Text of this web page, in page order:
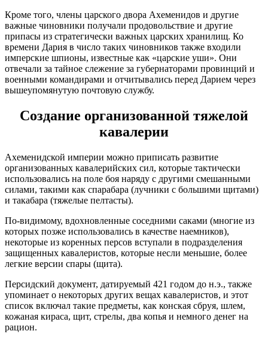
Кроме того, члены царского двора Ахеменидов и другие
важные чиновники получали продовольствие и другие
припасы из стратегически важных царских хранилищ. Ко
времени Дария в число таких чиновников также входили
имперские шпионы, известные как «царские уши». Они
отвечали за тайное слежение за губернаторами провинций и
военными командирами и отчитывались перед Дарием через
вышеупомянутую почтовую службу.
Создание организованной тяжелой
кавалерии
Ахеменидской империи можно приписать развитие
организованных кавалерийских сил, которые тактически
использовались на поле боя наряду с другими смешанными
силами, такими как спарабара (лучники с большими щитами)
и такабара (тяжелые пелтасты).
По-видимому, вдохновленные соседними саками (многие из
которых позже использовались в качестве наемников),
некоторые из коренных персов вступали в подразделения
защищенных кавалеристов, которые несли меньшие, более
легкие версии спары (щита).
Персидский документ, датируемый 421 годом до н.э., также
упоминает о некоторых других вещах кавалеристов, и этот
список включал такие предметы, как конская сбруя, шлем,
кожаная кираса, щит, стрелы, два копья и немного денег на
рацион.